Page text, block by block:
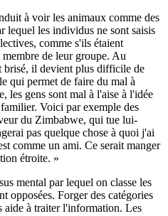
à voir les animaux comme des
lequel les individus ne sont saisis
comme s'ils étaient
de leur groupe. Au
brisé, il devient plus difficile de
qui permet de faire du mal à
les gens sont mal à l'aise à l'idée
Voici par exemple des
du Zimbabwe, qui tue lui-
pas quelque chose à quoi j'ai
comme un ami. Ce serait manger
étroite. »
mental par lequel on classe les
opposées. Forger des catégories
aide à traiter l'information. Les